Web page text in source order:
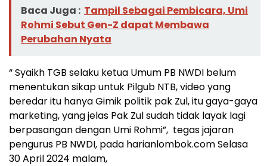
Baca Juga : Tampil Sebagai Pembicara, Umi
Rohmi Sebut Gen-Z dapat Membawa
Perubahan Nyata
“ Syaikh TGB selaku ketua Umum PB NWDI belum
menentukan sikap untuk Pilgub NTB, video yang
beredar itu hanya Gimik politik pak Zul, itu gaya-gaya
marketing, yang jelas Pak Zul sudah tidak layak lagi
berpasangan dengan Umi Rohmi”, tegas jajaran
pengurus PB NWDI, pada harianlombok.com Selasa
30 April 2024 malam,